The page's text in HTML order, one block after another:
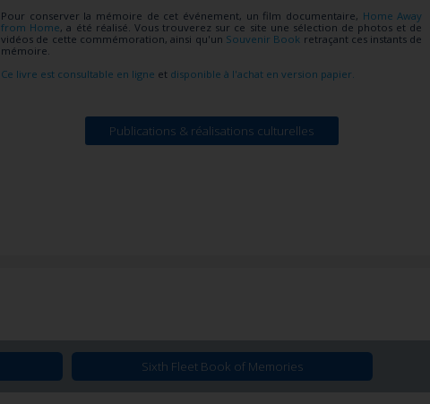
Pour conserver la mémoire de cet événement, un film documentaire, Home Away
from Home, a été réalisé. Vous trouverez sur ce site une sélection de photos et de
vidéos de cette commémoration, ainsi qu'un Souvenir Book retraçant ces instants de
mémoire.
Ce livre est consultable en ligne et disponible à l'achat en version papier.
Publications & réalisations culturelles
Sixth Fleet Book of Memories